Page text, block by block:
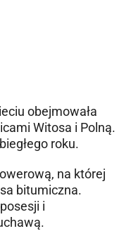
obejmowała
Witosa i Polną.
roku.
na której
bitumiczna.
i